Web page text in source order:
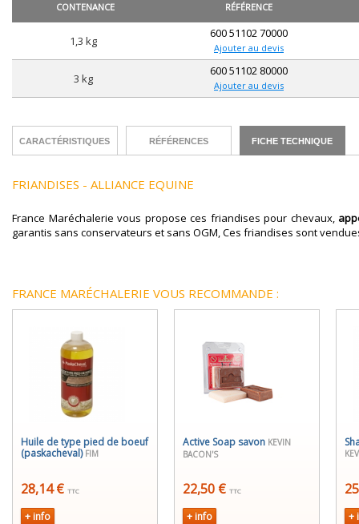
CONTENANCE RÉFÉRENCE
1,3 kg
600 51102 70000
Ajouter au devis
3 kg
600 51102 80000
Ajouter au devis
CARACTÉRISTIQUES RÉFÉRENCES FICHE TECHNIQUE
FRIANDISES - ALLIANCE EQUINE
France Maréchalerie vous propose ces friandises pour chevaux,
garantis sans conservateurs et sans OGM, Ces friandises sont
FRANCE MARÉCHALERIE VOUS RECOMMANDE :
Huile de type pied de boeuf
(paskacheval) FIM
28,14 € TTC
+ info
Active Soap savon KEVIN
BACON'S
22,50 € TTC
+ info +